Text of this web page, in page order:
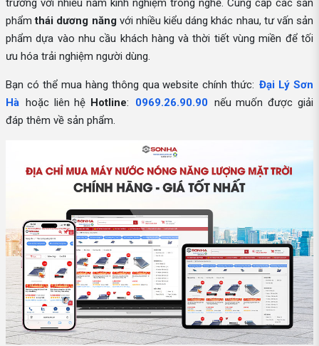
phẩmthái dương năngvới nhiều kiểu dáng khác nhau, tư vấn sản
phẩm dựa vào nhu cầu khách hàng và thời tiết vùng miền để tối
ưu hóa trải nghiệm người dùng.
Bạn có thể mua hàng thông qua website chính thức: Đại Lý Sơn
Hà hoặc liên hệ Hotline: 0969.26.90.90 nếu muốn được giải
đáp thêm về sản phẩm.